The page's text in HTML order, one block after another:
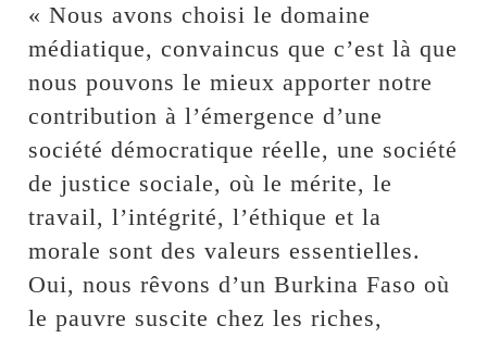
« Nous avons choisi le domaine
médiatique, convaincus que c’est là que
nous pouvons le mieux apporter notre
contribution à l’émergence d’une
société démocratique réelle, une société
de justice sociale, où le mérite, le
travail, l’intégrité, l’éthique et la
morale sont des valeurs essentielles.
Oui, nous rêvons d’un Burkina Faso où
le pauvre suscite chez les riches,